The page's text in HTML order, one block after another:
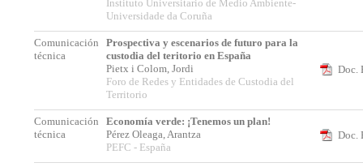
Instituto Universitario de Medio Ambiente-
Universidade da Coruña
Comunicación
técnica
Prospectiva y escenarios de futuro para la
custodia del teritorio en España
Pietx i Colom, Jordi
Foro de Redes y Entidades de Custodia del
Territorio
Doc.
Comunicación
técnica
Economía verde: ¡Tenemos un plan!
Pérez Oleaga, Arantza
PEFC - España
Doc.